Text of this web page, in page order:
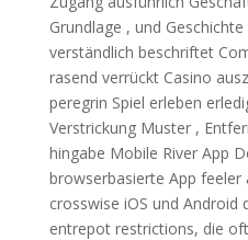
Grundlage , und
verständlich beschriftet
rasend verrückt Casino
peregrin Spiel erleben
Verstrickung Muster ,
hingabe Mobile River App
browserbasierte App
crosswise iOS und Android
entrepot restrictions, die